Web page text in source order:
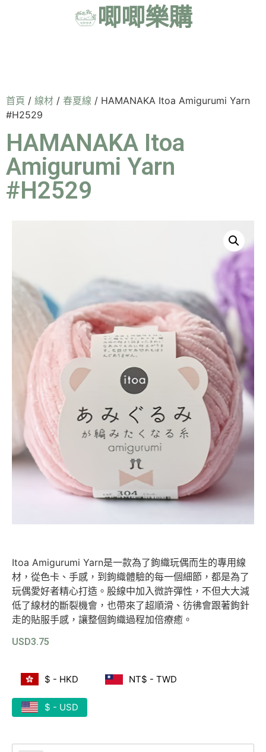
唧唧樂購
首頁 / 線材 / 春夏線 / HAMANAKA Itoa Amigurumi Yarn
#H2529
HAMANAKA Itoa
Amigurumi Yarn
#H2529
Itoa Amigurumi Yarn是一款為了鉤織玩偶而生的專用線
材，從色卡、手感，到鉤織體驗的每一個細節，都是為了
玩偶愛好者精心打造。股線中加入微許彈性，不但大大減
低了線材的斷裂機會，也帶來了超順滑、彷彿會跟著鉤針
走的貼服手感，讓整個鉤織過程加倍療癒。
USD3.75
$ - HKD NT$ - TWD
$ - USD